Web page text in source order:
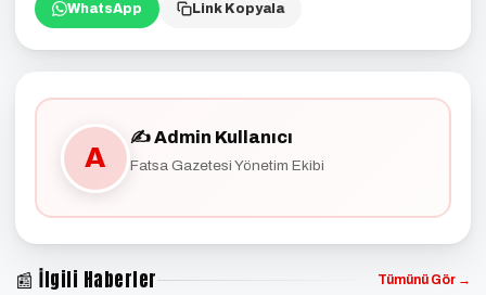
WhatsApp Link Kopyala
A
✍️ Admin Kullanıcı
Fatsa Gazetesi Yönetim Ekibi
📰 İlgili Haberler Tümünü Gör →